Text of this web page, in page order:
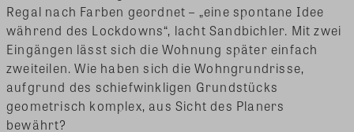
Regal nach Farben geordnet – „eine spontane Idee
während des Lockdowns“, lacht Sandbichler. Mit zwei
Eingängen lässt sich die Wohnung später einfach
zweiteilen. Wie haben sich die Wohngrundrisse,
aufgrund des schiefwinkligen Grundstücks
geometrisch komplex, aus Sicht des Planers
bewährt?